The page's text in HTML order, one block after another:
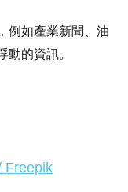
例如產業新聞、油
動的資訊。
Freepik